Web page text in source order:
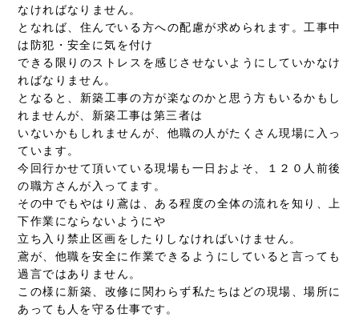
なければなりません。
となれば、住んでいる方への配慮が求められます。工事中
は防犯・安全に気を付け
できる限りのストレスを感じさせないようにしていかなけ
ればなりません。
となると、新築工事の方が楽なのかと思う方もいるかもし
れませんが、新築工事は第三者は
いないかもしれませんが、他職の人がたくさん現場に入っ
ています。
今回行かせて頂いている現場も一日およそ、１２０人前後
の職方さんが入ってます。
その中でもやはり鳶は、ある程度の全体の流れを知り、上
下作業にならないようにや
立ち入り禁止区画をしたりしなければいけません。
鳶が、他職を安全に作業できるようにしていると言っても
過言ではありません。
この様に新築、改修に関わらず私たちはどの現場、場所に
あっても人を守る仕事です。